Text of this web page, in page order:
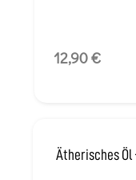
12,90 €
Ätherisches Öl